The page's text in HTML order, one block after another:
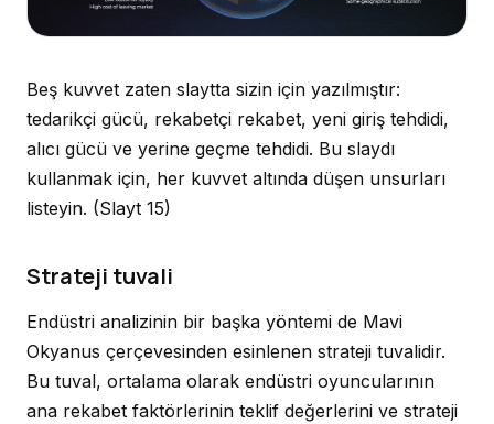
Beş kuvvet zaten slaytta sizin için yazılmıştır:
tedarikçi gücü, rekabetçi rekabet, yeni giriş tehdidi,
alıcı gücü ve yerine geçme tehdidi. Bu slaydı
kullanmak için, her kuvvet altında düşen unsurları
listeyin. (Slayt 15)
Strateji tuvali
Endüstri analizinin bir başka yöntemi de Mavi
Okyanus çerçevesinden esinlenen strateji tuvalidir.
Bu tuval, ortalama olarak endüstri oyuncularının
ana rekabet faktörlerinin teklif değerlerini ve strateji